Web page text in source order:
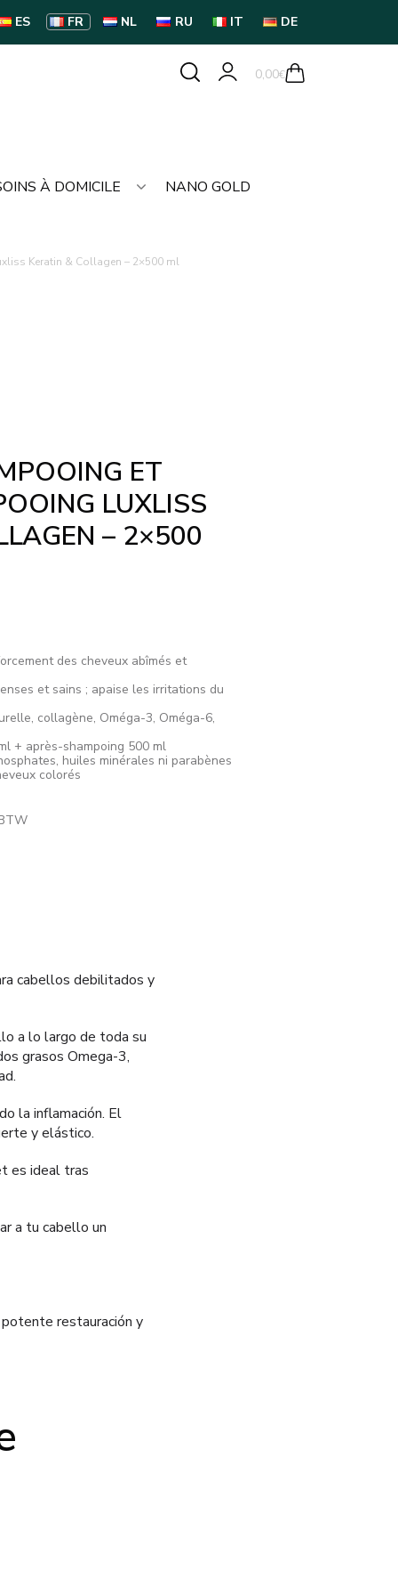
ES FR NL RU IT DE
0,00€
À DOMICILE NANO GOLD
Keratin & Collagen – 2×500 ml
ET
LUXLISS
– 2×500
des cheveux abîmés et
et sains ; apaise les irritations du
collagène, Oméga-3, Oméga-6,
+ après-shampoing 500 ml
huiles minérales ni parabènes
colorés
cabellos debilitados y
a lo largo de toda su
grasos Omega-3,
la inflamación. El
y elástico.
es ideal tras
a tu cabello un
restauración y